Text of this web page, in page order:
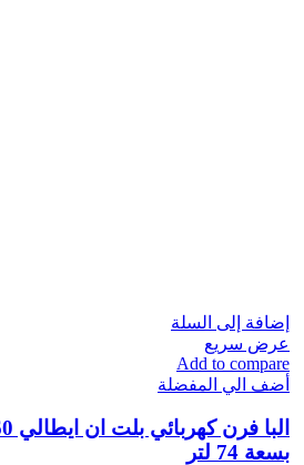
إضافة إلى السلة
عرض سريع
Add to compare
أضف الي المفضلة
بسعة 74 لتر